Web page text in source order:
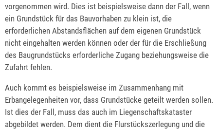
vorgenommen wird. Dies ist beispielsweise dann der Fall, wenn
ein Grundstück für das Bauvorhaben zu klein ist, die
erforderlichen Abstandsflächen auf dem eigenen Grundstück
nicht eingehalten werden können oder der für die Erschließung
des Baugrundstücks erforderliche Zugang beziehungsweise die
Zufahrt fehlen.
Auch kommt es beispielsweise im Zusammenhang mit
Erbangelegenheiten vor, dass Grundstücke geteilt werden sollen.
Ist dies der Fall, muss das auch im Liegenschaftskataster
abgebildet werden. Dem dient die Flurstückszerlegung und die